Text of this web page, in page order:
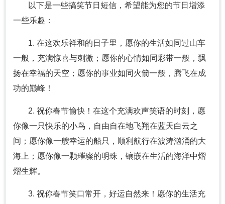
以下是一些搞笑节日短信，希望能为您的节日增添
一些乐趣：
1. 在这欢乐祥和的日子里，愿你的生活如同过山车
一般，充满惊喜与刺激；愿你的心情如同彩带一般，飘
扬在幸福的天空；愿你的事业如同火箭一般，腾飞在成
功的巅峰！
2. 祝你春节愉快！在这个充满欢声笑语的时刻，愿
你像一只快乐的小鸟，自由自在地飞翔在蓝天白云之
间；愿你像一艘幸运的船只，顺利航行在波涛汹涌的大
海上；愿你像一颗璀璨的明珠，镶嵌在生活的海洋中熠
熠生辉。
3. 祝你春节笑口常开，好运自然来！愿你的生活充